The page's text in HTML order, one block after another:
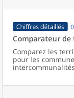
Chiffres détaillés
Comparateur
Comparez les
pour les